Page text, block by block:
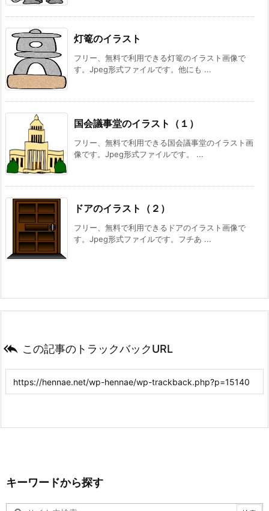
灯篭のイラスト
フリー、無料で利用できる灯篭のイラスト画像で
す。Jpeg形式ファイルです。他にも ...
国会議事堂のイラスト（１）
フリー、無料で利用できる国会議事堂のイラスト画
像です。Jpeg形式ファイルです。 ...
ドアのイラスト（２）
フリー、無料で利用できるドアのイラスト画像で
す。Jpeg形式ファイルです。フチあ ...
 この記事のトラックバックURL
キーワードから探す